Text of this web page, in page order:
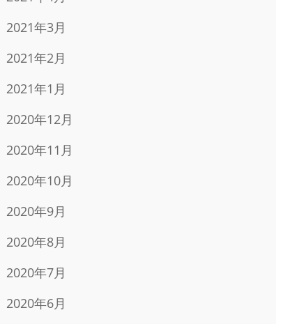
2021年3月
2021年2月
2021年1月
2020年12月
2020年11月
2020年10月
2020年9月
2020年8月
2020年7月
2020年6月